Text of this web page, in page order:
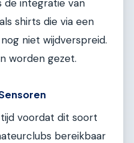
de integratie van
shirts die via een
niet wijdverspreid.
worden gezet.
voordat dit soort
bereikbaar